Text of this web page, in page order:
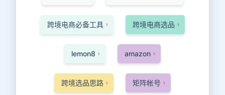
跨境电商必备工具 1 跨境电商选品 1
lemon8 1 amazon 1
跨境选品思路 1 矩阵帐号 1